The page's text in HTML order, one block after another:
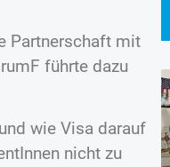
Partnerschaft mit
führte dazu
wie Visa darauf
nicht zu